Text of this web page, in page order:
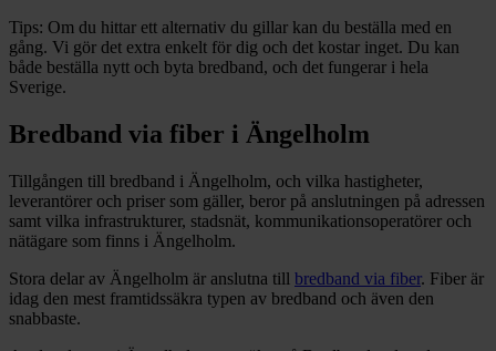
Tips: Om du hittar ett alternativ du gillar kan du beställa med en
gång. Vi gör det extra enkelt för dig och det kostar inget. Du kan
både beställa nytt och byta bredband, och det fungerar i hela
Sverige.
Bredband via fiber i Ängelholm
Tillgången till bredband i Ängelholm, och vilka hastigheter,
leverantörer och priser som gäller, beror på anslutningen på adressen
samt vilka infrastrukturer, stadsnät, kommunikationsoperatörer och
nätägare som finns i Ängelholm.
Stora delar av Ängelholm är anslutna till bredband via fiber. Fiber är
idag den mest framtidssäkra typen av bredband och även den
snabbaste.